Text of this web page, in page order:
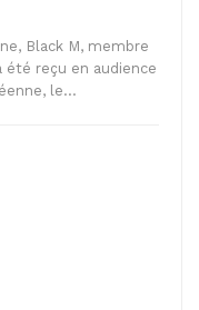
Black M, membre
été reçu en audience
le…